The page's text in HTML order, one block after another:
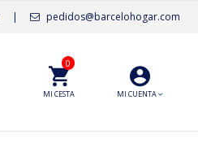
pedidos@barcelohogar.com
|
MI CUENTA
MI CESTA
0